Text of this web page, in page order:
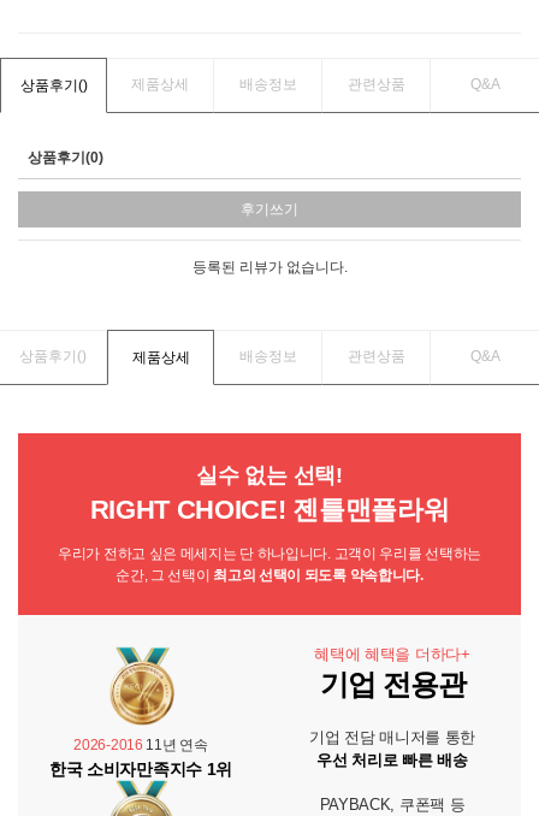
상품후기() 제품상세 배송정보 관련상품 Q&A
상품후기(0)
후기쓰기
등록된 리뷰가 없습니다.
상품후기() 제품상세 배송정보 관련상품 Q&A
실수 없는 선택!
RIGHT CHOICE! 젠틀맨플라워
우리가 전하고 싶은 메세지는 단 하나입니다. 고객이 우리를 선택하는
순간, 그 선택이 최고의 선택이 되도록 약속합니다.
2026-2016 11년 연속
한국 소비자만족지수 1위
혜택에 혜택을 더하다+
기업 전용관
기업 전담 매니저를 통한
우선 처리로 빠른 배송
PAYBACK, 쿠폰팩 등